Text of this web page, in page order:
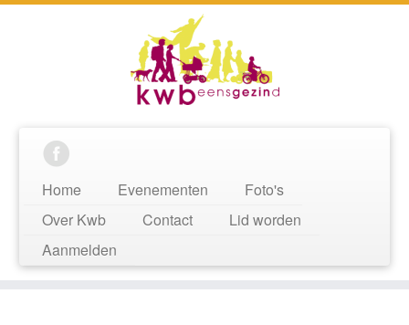
Home Evenementen
Foto's
Over Kwb
Contact
Lid worden
Aanmelden